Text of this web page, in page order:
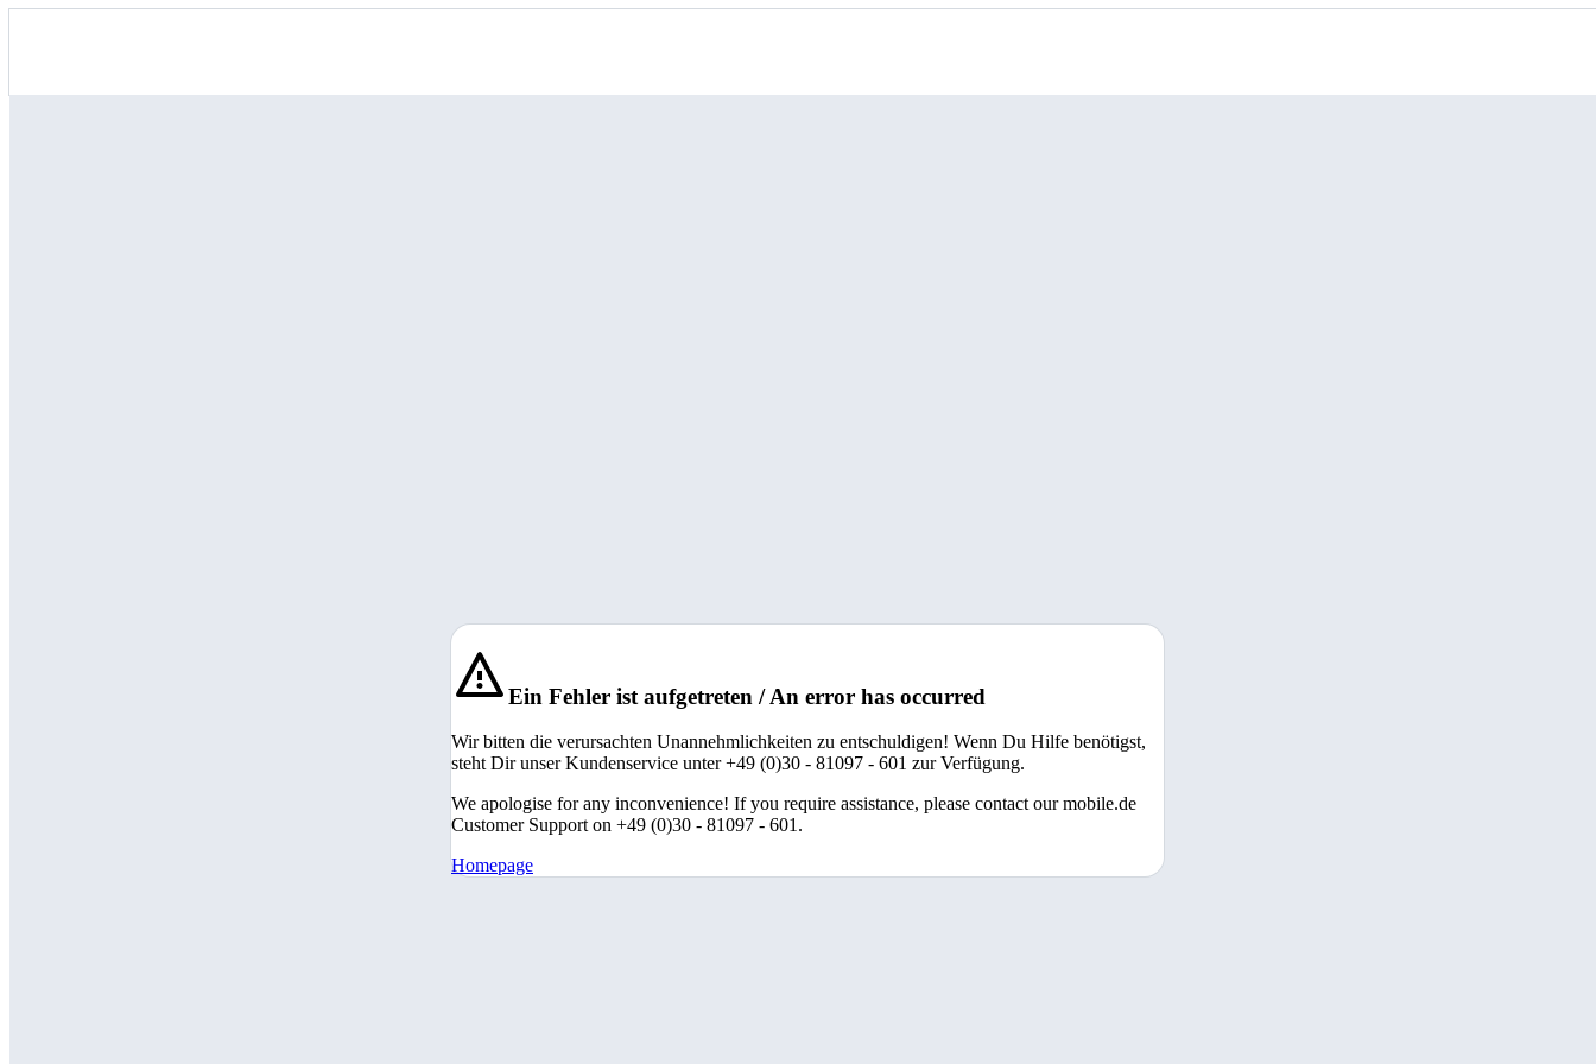
Ein Fehler ist aufgetreten / An error has occurred
Wir bitten die verursachten Unannehmlichkeiten zu entschuldigen! Wenn Du Hilfe benötigst,
steht Dir unser Kundenservice unter +49 (0)30 - 81097 - 601 zur Verfügung.
We apologise for any inconvenience! If you require assistance, please contact our mobile.de
Customer Support on +49 (0)30 - 81097 - 601.
Homepage